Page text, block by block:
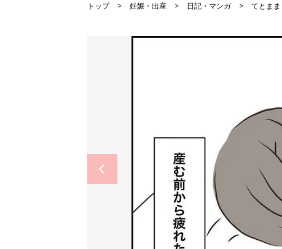
トップ 妊娠・出産 日記・マンガ てとまま